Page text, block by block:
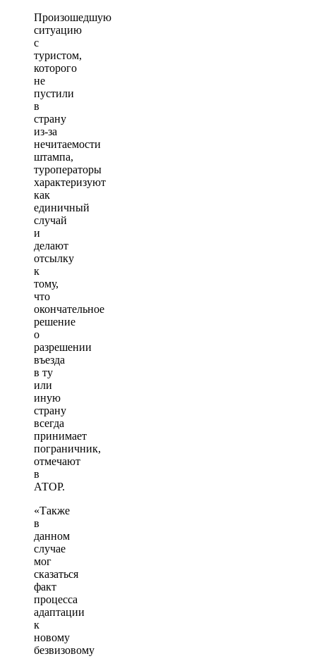
Произошедшую
ситуацию
с
туристом,
которого
не
пустили
в
страну
из-за
нечитаемости
штампа,
туроператоры
характеризуют
как
единичный
случай
и
делают
отсылку
к
тому,
что
окончательное
решение
о
разрешении
въезда
в ту
или
иную
страну
всегда
принимает
пограничник,
отмечают
в
АТОР.
«Также
в
данном
случае
мог
сказаться
факт
процесса
адаптации
к
новому
безвизовому